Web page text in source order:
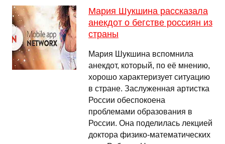
Мария Шукшина рассказала
анекдот о бегстве россиян из
страны
Мария Шукшина вспомнила
анекдот, который, по её мнению,
хорошо характеризует ситуацию
в стране. Заслуженная артистка
России обеспокоена
проблемами образования в
России. Она поделилась лекцией
доктора физико-математических